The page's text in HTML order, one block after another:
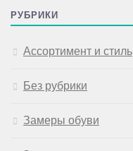
РУБРИКИ
Ассортимент и стиль
Без рубрики
Замеры обуви